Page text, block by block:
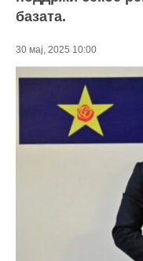
базата.
30 мај, 2025 10:00